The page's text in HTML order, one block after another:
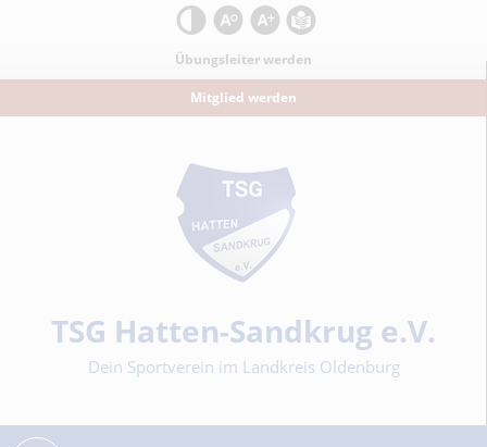
KontrastSchrift zurücksetzen
Schrift vergrößern
Übungsleiter werden
Mitglied werden
Sportverein
TSG Hatten-Sandkrug e.V.
Dein Sportverein im Landkreis Oldenburg